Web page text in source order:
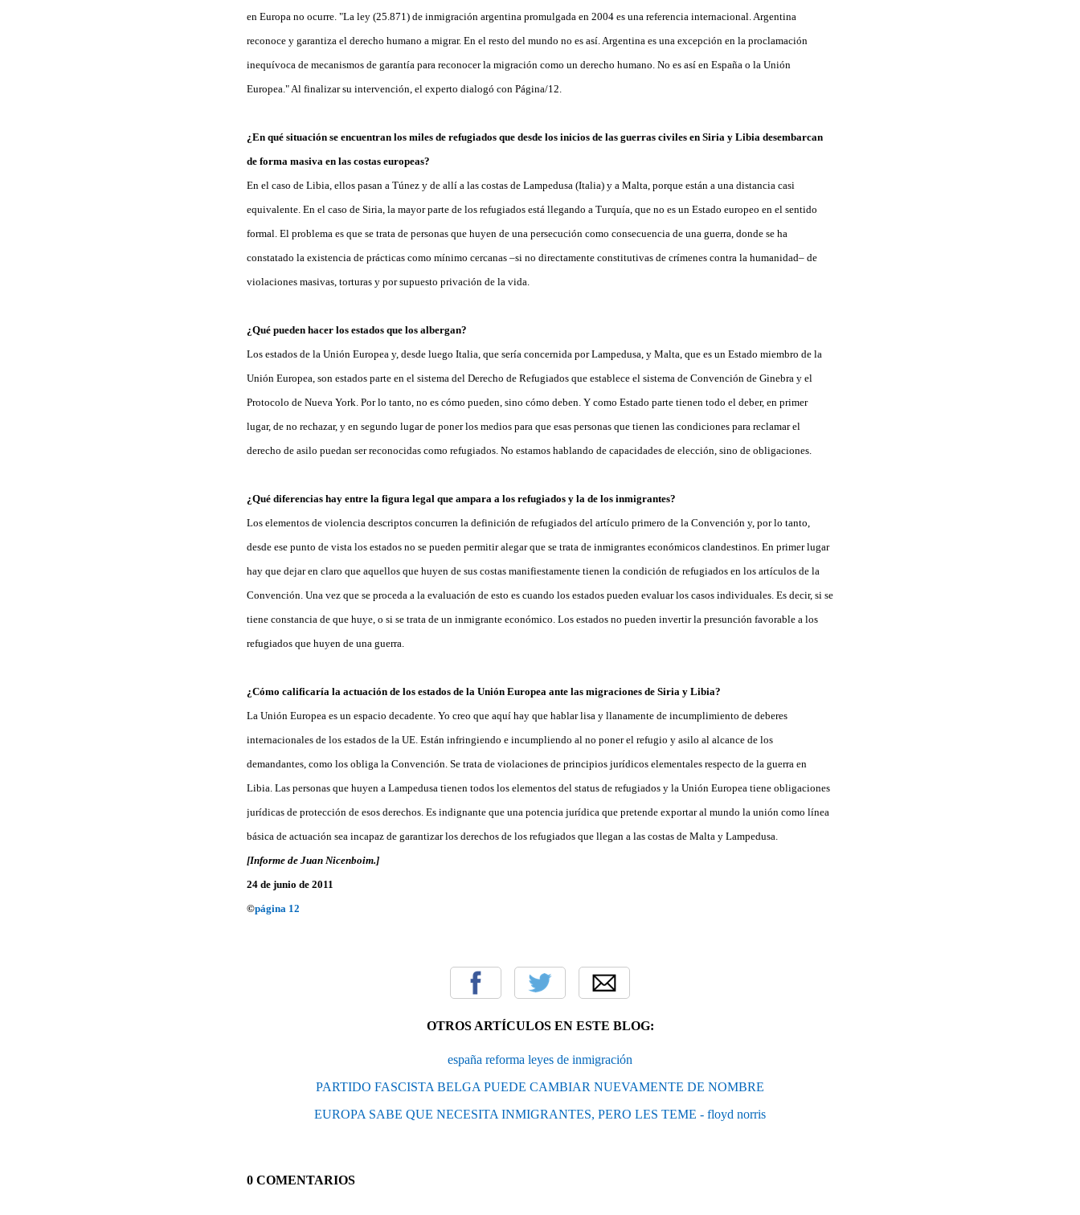
en Europa no ocurre. "La ley (25.871) de inmigración argentina promulgada en 2004 es una referencia internacional. Argentina
reconoce y garantiza el derecho humano a migrar. En el resto del mundo no es así. Argentina es una excepción en la proclamación
inequívoca de mecanismos de garantía para reconocer la migración como un derecho humano. No es así en España o la Unión
Europea." Al finalizar su intervención, el experto dialogó con Página/12.
¿En qué situación se encuentran los miles de refugiados que desde los inicios de las guerras civiles en Siria y Libia desembarcan
de forma masiva en las costas europeas?
En el caso de Libia, ellos pasan a Túnez y de allí a las costas de Lampedusa (Italia) y a Malta, porque están a una distancia casi
equivalente. En el caso de Siria, la mayor parte de los refugiados está llegando a Turquía, que no es un Estado europeo en el sentido
formal. El problema es que se trata de personas que huyen de una persecución como consecuencia de una guerra, donde se ha
constatado la existencia de prácticas como mínimo cercanas –si no directamente constitutivas de crímenes contra la humanidad– de
violaciones masivas, torturas y por supuesto privación de la vida.
¿Qué pueden hacer los estados que los albergan?
Los estados de la Unión Europea y, desde luego Italia, que sería concernida por Lampedusa, y Malta, que es un Estado miembro de la
Unión Europea, son estados parte en el sistema del Derecho de Refugiados que establece el sistema de Convención de Ginebra y el
Protocolo de Nueva York. Por lo tanto, no es cómo pueden, sino cómo deben. Y como Estado parte tienen todo el deber, en primer
lugar, de no rechazar, y en segundo lugar de poner los medios para que esas personas que tienen las condiciones para reclamar el
derecho de asilo puedan ser reconocidas como refugiados. No estamos hablando de capacidades de elección, sino de obligaciones.
¿Qué diferencias hay entre la figura legal que ampara a los refugiados y la de los inmigrantes?
Los elementos de violencia descriptos concurren la definición de refugiados del artículo primero de la Convención y, por lo tanto,
desde ese punto de vista los estados no se pueden permitir alegar que se trata de inmigrantes económicos clandestinos. En primer lugar
hay que dejar en claro que aquellos que huyen de sus costas manifiestamente tienen la condición de refugiados en los artículos de la
Convención. Una vez que se proceda a la evaluación de esto es cuando los estados pueden evaluar los casos individuales. Es decir, si se
tiene constancia de que huye, o si se trata de un inmigrante económico. Los estados no pueden invertir la presunción favorable a los
refugiados que huyen de una guerra.
¿Cómo calificaría la actuación de los estados de la Unión Europea ante las migraciones de Siria y Libia?
La Unión Europea es un espacio decadente. Yo creo que aquí hay que hablar lisa y llanamente de incumplimiento de deberes
internacionales de los estados de la UE. Están infringiendo e incumpliendo al no poner el refugio y asilo al alcance de los
demandantes, como los obliga la Convención. Se trata de violaciones de principios jurídicos elementales respecto de la guerra en
Libia. Las personas que huyen a Lampedusa tienen todos los elementos del status de refugiados y la Unión Europea tiene obligaciones
jurídicas de protección de esos derechos. Es indignante que una potencia jurídica que pretende exportar al mundo la unión como línea
básica de actuación sea incapaz de garantizar los derechos de los refugiados que llegan a las costas de Malta y Lampedusa.
[Informe de Juan Nicenboim.]
24 de junio de 2011
©página 12
OTROS ARTÍCULOS EN ESTE BLOG:
españa reforma leyes de inmigración
PARTIDO FASCISTA BELGA PUEDE CAMBIAR NUEVAMENTE DE NOMBRE
EUROPA SABE QUE NECESITA INMIGRANTES, PERO LES TEME - floyd norris
0 COMENTARIOS